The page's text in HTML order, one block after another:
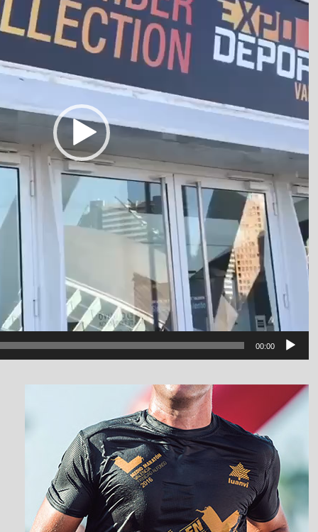
00:00